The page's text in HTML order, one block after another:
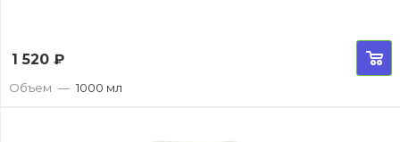
1 520 ₽
Объем — 1000 мл